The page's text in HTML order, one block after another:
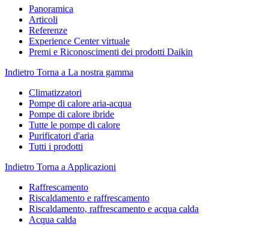
Panoramica
Articoli
Referenze
Experience Center virtuale
Premi e Riconoscimenti dei prodotti Daikin
Indietro Torna a La nostra gamma
Climatizzatori
Pompe di calore aria-acqua
Pompe di calore ibride
Tutte le pompe di calore
Purificatori d'aria
Tutti i prodotti
Indietro Torna a Applicazioni
Raffrescamento
Riscaldamento e raffrescamento
Riscaldamento, raffrescamento e acqua calda
Acqua calda